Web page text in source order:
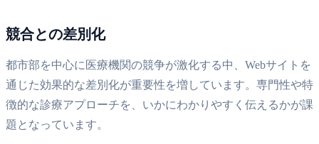
競合との差別化
都市部を中心に医療機関の競争が激化する中、Webサイトを
通じた効果的な差別化が重要性を増しています。専門性や特
徴的な診療アプローチを、いかにわかりやすく伝えるかが課
題となっています。